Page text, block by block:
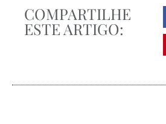
COMPARTILHE
ESTE ARTIGO: